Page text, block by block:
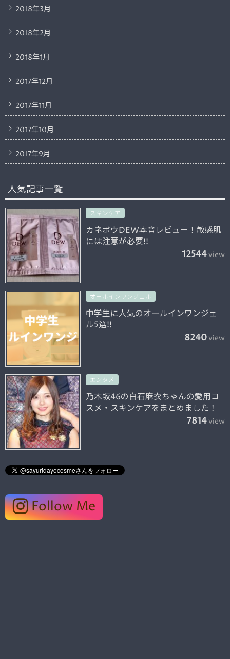
2018年3月
2018年2月
2018年1月
2017年12月
2017年11月
2017年10月
2017年9月
人気記事一覧
スキンケア
カネボウDEW本音レビュー！敏感肌
には注意が必要!!
12544view
オールインワンジェル
中学生に人気のオールインワンジェ
ル5選!!
8240view
エンタメ
乃木坂46の白石麻衣ちゃんの愛用コ
スメ・スキンケアをまとめました！
7814view
Follow Me